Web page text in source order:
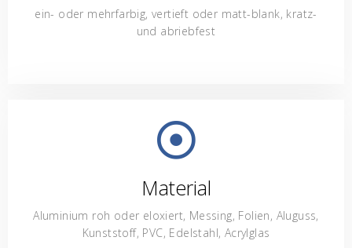
ein- oder mehrfarbig, vertieft oder matt-blank, kratz-
und abriebfest
Material
Aluminium roh oder eloxiert, Messing, Folien, Aluguss,
Kunststoff, PVC, Edelstahl, Acrylglas